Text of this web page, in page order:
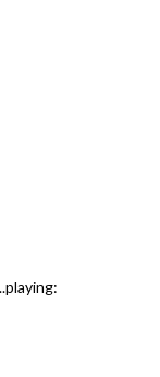
...playing: